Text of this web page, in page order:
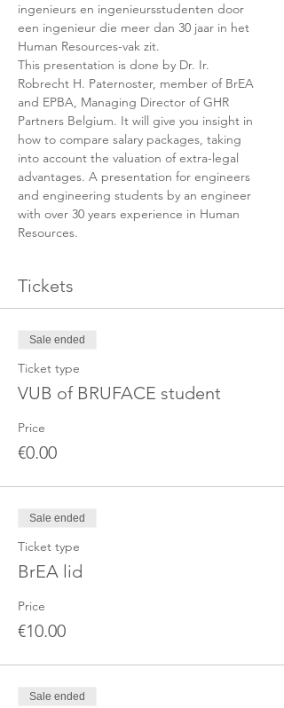
ingenieurs en ingenieursstudenten door
een ingenieur die meer dan 30 jaar in het
Human Resources-vak zit.
This presentation is done by Dr. Ir.
Robrecht H. Paternoster, member of BrEA
and EPBA, Managing Director of GHR
Partners Belgium. It will give you insight in
how to compare salary packages, taking
into account the valuation of extra-legal
advantages. A presentation for engineers
and engineering students by an engineer
with over 30 years experience in Human
Resources.
Tickets
Sale ended
Ticket type
VUB of BRUFACE student
Price
€0.00
Sale ended
Ticket type
BrEA lid
Price
€10.00
Sale ended